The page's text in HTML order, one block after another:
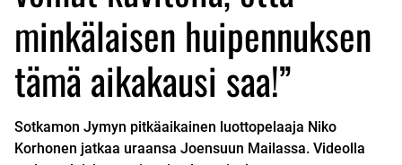
minkälaisen huipennuksen
tämä aikakausi saa!”
Sotkamon Jymyn pitkäaikainen luottopelaaja Niko
Korhonen jatkaa uraansa Joensuun Mailassa. Videolla